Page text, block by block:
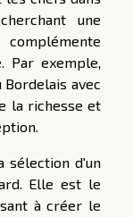
une
Par exemple,
avec
la richesse et
sélection d'un
Elle est le
à créer le